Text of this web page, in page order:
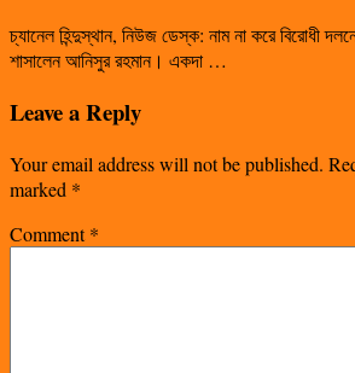
চ্যানেল হিন্দুস্থান, নিউজ ডেস্ক: নাম না করে বিরোধী
শাসালেন আনিসুর রহমান। একদা …
Leave a Reply
Your email address will not be published.
marked *
Comment*